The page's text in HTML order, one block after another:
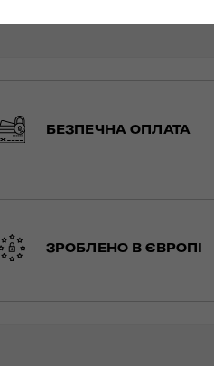
БЕЗПЕЧНА ОПЛАТА
ЗРОБЛЕНО В ЄВРОПІ